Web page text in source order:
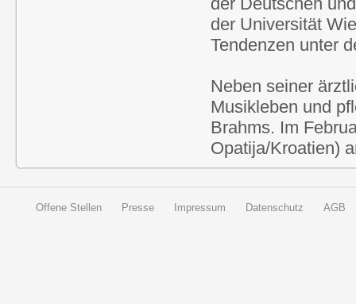
der Universität
Tendenzen unter
Neben seiner
Musikleben und
Brahms. Im
Opatija/Kroatien)
Offene Stellen Presse Impressum Datenschutz AGB